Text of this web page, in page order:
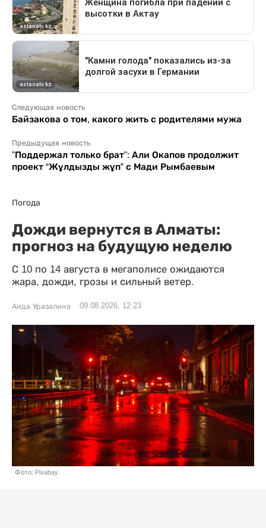
Следующая новость
Байзакова о том, какого жить с родителями мужа
Предыдущая новость
"Поддержал только брат": Али Окапов продолжит
проект “Жұлдызды жұп” с Мади Рымбаевым
Погода
Дожди вернутся в Алматы:
прогноз на будущую неделю
С 10 по 14 августа в мегаполисе ожидаются
жара, дожди, грозы и сильный ветер.
Аида Уразалина 09.08.2026, 12:23
Фото: Pixabay